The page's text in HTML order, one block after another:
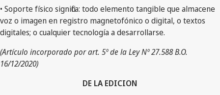
• Soporte físico significa: todo elemento tangible que almacene
voz o imagen en registro magnetofónico o digital, o textos
digitales; o cualquier tecnología a desarrollarse.
(Artículo incorporado por art. 5º de la Ley Nº 27.588 B.O.
16/12/2020)
DE LA EDICION